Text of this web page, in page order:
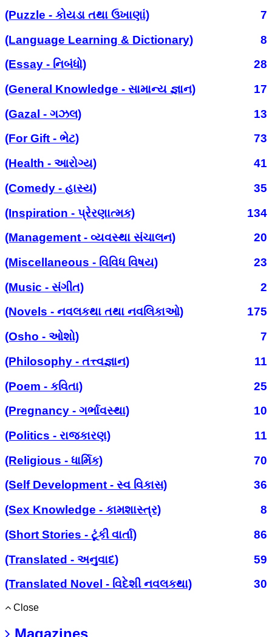
(Puzzle - કોયડા તથા ઉખાણાં)
7
(Language Learning & Dictionary)
8
(Essay - નિબંધો)
28
(General Knowledge - સામાન્ય જ્ઞાન)
17
(Gazal - ગઝલ)
13
(For Gift - ભેટ)
73
(Health - આરોગ્ય)
41
(Comedy - હાસ્ય)
35
(Inspiration - પ્રેરણાત્મક)
134
(Management - વ્યવસ્થા સંચાલન)
20
(Miscellaneous - વિવિધ વિષય)
23
(Music - સંગીત)
2
(Novels - નવલકથા તથા નવલિકાઓ)
175
(Osho - ઓશો)
7
(Philosophy - તત્ત્વજ્ઞાન)
11
(Poem - કવિતા)
25
(Pregnancy - ગર્ભાવસ્થા)
10
(Politics - રાજકારણ)
11
(Religious - ધાર્મિક)
70
(Self Development - સ્વ વિકાસ)
36
(Sex Knowledge - કામશાસ્ત્ર)
8
(Short Stories - ટૂંકી વાર્તા)
86
(Translated - અનુવાદ)
59
(Translated Novel - વિદેશી નવલકથા)
30
Close
Magazines